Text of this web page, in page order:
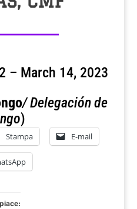
March 14, 2023
/Delegación de
)
Stampa E-mail